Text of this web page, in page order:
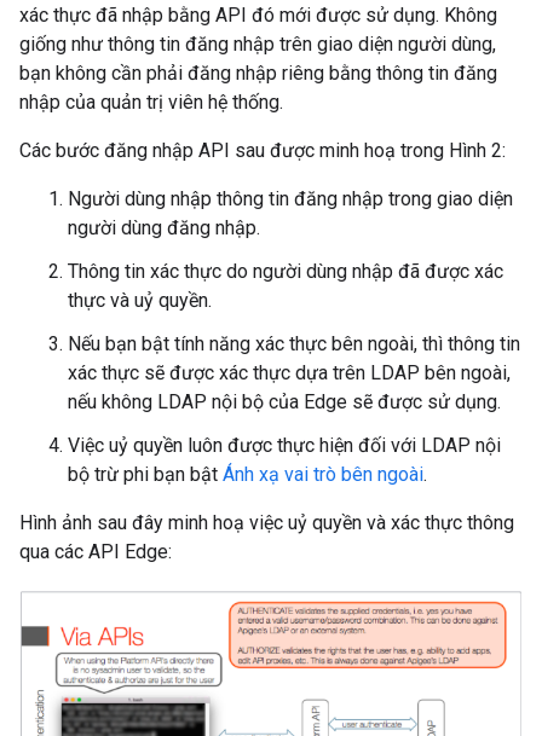
xác thực đã nhập bằng API đó mới được sử dụng. Không
giống như thông tin đăng nhập trên giao diện người dùng,
bạn không cần phải đăng nhập riêng bằng thông tin đăng
nhập của quản trị viên hệ thống.
Các bước đăng nhập API sau được minh hoạ trong Hình 2:
Người dùng nhập thông tin đăng nhập trong giao diện
người dùng đăng nhập.
Thông tin xác thực do người dùng nhập đã được xác
thực và uỷ quyền.
Nếu bạn bật tính năng xác thực bên ngoài, thì thông tin
xác thực sẽ được xác thực dựa trên LDAP bên ngoài,
nếu không LDAP nội bộ của Edge sẽ được sử dụng.
Việc uỷ quyền luôn được thực hiện đối với LDAP nội
bộ trừ phi bạn bật Ánh xạ vai trò bên ngoài.
Hình ảnh sau đây minh hoạ việc uỷ quyền và xác thực thông
qua các API Edge: